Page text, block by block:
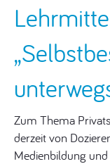
Zum Thema
derzeit von
Medienbildung